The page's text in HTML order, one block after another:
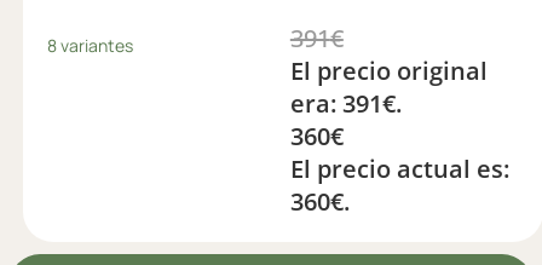
8 variantes 391€
El precio original
era: 391€.
360€
El precio actual es:
360€.